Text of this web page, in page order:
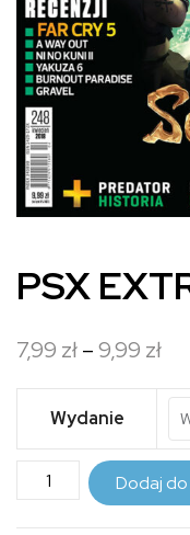
PSX
7,99 zł–9,99 zł
od
do
Wydanie
ilość
PSX
Dodaj